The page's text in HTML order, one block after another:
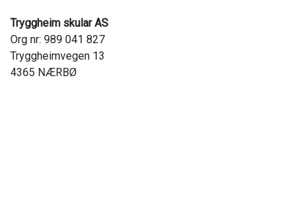
Tryggheim skular AS
Org nr: 989 041 827
Tryggheimvegen 13
4365 NÆRBØ